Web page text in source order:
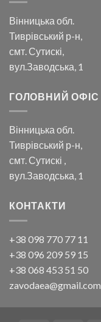
Вінницька обл.
Тиврівський р-н,
смт. Сутискі,
вул.Заводська, 1
ГОЛОВНИЙ ОФІС
Вінницька обл.
Тиврівський р-н,
смт. Сутискі ,
вул.Заводська, 1
КОНТАКТИ
+38 098 770 77 11
+38 096 209 59 15
+38 068 453 51 50
zavodaea@gmail.com